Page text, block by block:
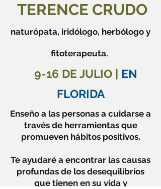
Enseño a las personas a cuidarse a
través de herramientas que
promueven hábitos positivos.
Te ayudaré a encontrar las causas
profundas de los desequilibrios
que tienen en su vida y
TERENCE CRUDO
naturópata, iridólogo, herbólogo y
fitoterapeuta.
9-16 DE JULIO | EN
FLORIDA